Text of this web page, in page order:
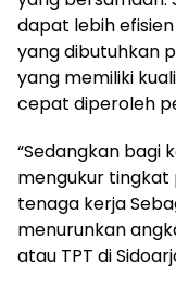
dapat lebih
yang dibutuhkan
yang memiliki
cepat diperoleh
“Sedangkan bagi
mengukur
tenaga kerja
menurunkan
atau TPT di